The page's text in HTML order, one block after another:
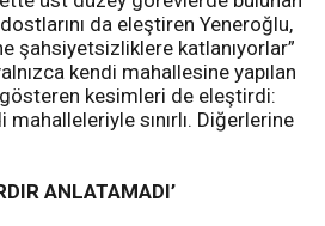
da eleştiren Yeneroğlu,
şahsiyetsizliklere katlanıyorlar”
kendi mahallesine yapılan
kesimleri de eleştirdi:
sınırlı. Diğerlerine
ANLATAMADI’